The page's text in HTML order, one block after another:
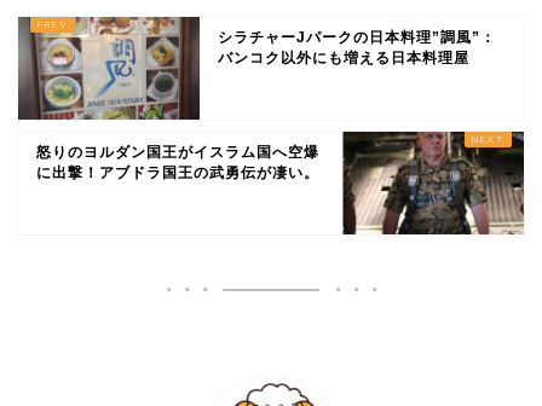
シラチャーJパークの日本料理”調風”：
バンコク以外にも増える日本料理屋
怒りのヨルダン国王がイスラム国へ空爆
に出撃！アブドラ国王の武勇伝が凄い。